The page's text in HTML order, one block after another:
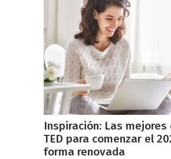
Inspiración: Las mejores
TED para comenzar el
forma renovada